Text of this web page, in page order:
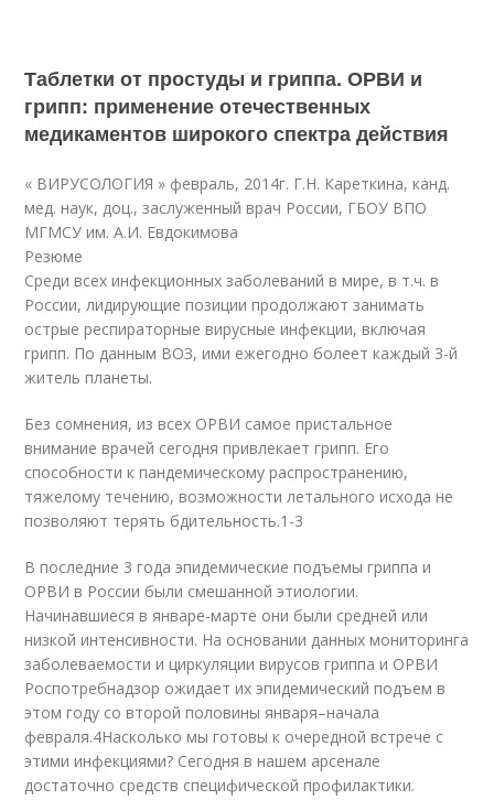
Таблетки от простуды и гриппа. ОРВИ и
грипп: применение отечественных
медикаментов широкого спектра действия
« ВИРУСОЛОГИЯ » февраль, 2014г. Г.Н. Кареткина, канд.
мед. наук, доц., заслуженный врач России, ГБОУ ВПО
МГМСУ им. А.И. Евдокимова
Резюме
Среди всех инфекционных заболеваний в мире, в т.ч. в
России, лидирующие позиции продолжают занимать
острые респираторные вирусные инфекции, включая
грипп. По данным ВОЗ, ими ежегодно болеет каждый 3-й
житель планеты.
Без сомнения, из всех ОРВИ самое пристальное
внимание врачей сегодня привлекает грипп. Его
способности к пандемическому распространению,
тяжелому течению, возможности летального исхода не
позволяют терять бдительность.1-3
В последние 3 года эпидемические подъемы гриппа и
ОРВИ в России были смешанной этиологии.
Начинавшиеся в январе-марте они были средней или
низкой интенсивности. На основании данных мониторинга
заболеваемости и циркуляции вирусов гриппа и ОРВИ
Роспотребнадзор ожидает их эпидемический подъем в
этом году со второй половины января–начала
февраля.4Насколько мы готовы к очередной встрече с
этими инфекциями? Сегодня в нашем арсенале
достаточно средств специфической профилактики.